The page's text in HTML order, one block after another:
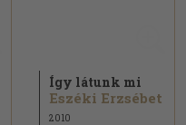
Így látunk mi
Eszéki Erzsébet
2010